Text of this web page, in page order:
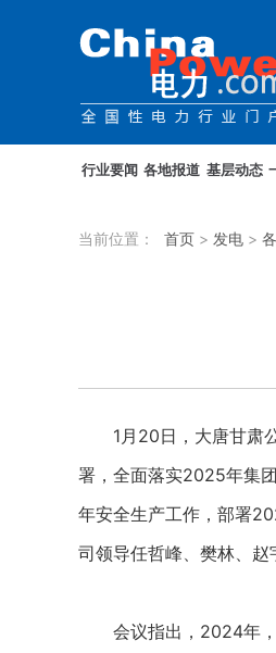
行业要闻 各地报道 基层动态
当前位置： 首页 > 发电 >
1月20日，大唐甘肃公
署，全面落实2025年集
年安全生产工作，部署
司领导任哲峰、樊林、赵
会议指出，2024年，